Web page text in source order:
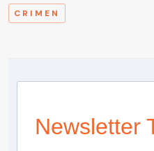
CRIMEN
Newsletter